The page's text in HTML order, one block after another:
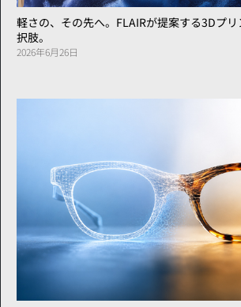
軽さの、その先へ。FLAIRが提案する3Dプ
択肢。
2026年6月26日